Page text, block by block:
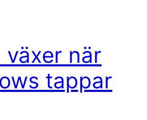
växer när
tappar